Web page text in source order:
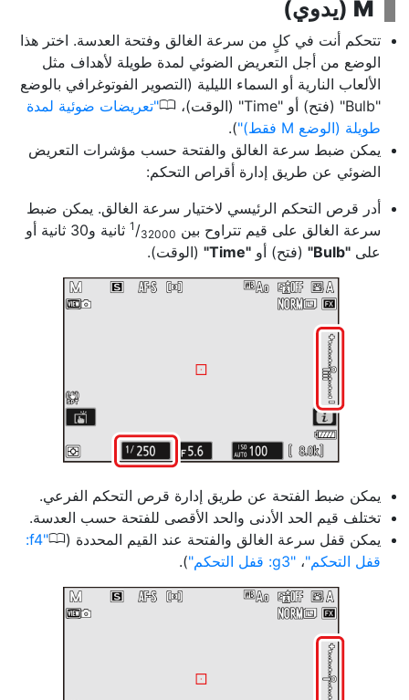
M
(يدوي)
تتحكم أنت في كلٍ من سرعة الغالق وفتحة العدسة. اختر هذا
الوضع من أجل التعريض الضوئي لمدة طويلة لأهداف مثل
الألعاب النارية أو السماء الليلية (التصوير الفوتوغرافي بالوضع
"Bulb" (فتح) أو "Time" (الوقت)،
0 تعريضات ضوئية لمدة
طويلة (الوضع M فقط)
).
يمكن ضبط سرعة الغالق والفتحة حسب مؤشرات التعريض
الضوئي عن طريق إدارة أقراص التحكم:
أدر قرص التحكم الرئيسي لاختيار سرعة الغالق. يمكن ضبط
سرعة الغالق على قيم تتراوح بين
1 ‎/32000
ثانية و30 ثانية أو
على "Bulb" (فتح) أو "Time" (الوقت).
يمكن ضبط الفتحة عن طريق إدارة قرص التحكم الفرعي.
تختلف قيم الحد الأدنى والحد الأقصى للفتحة حسب العدسة.
يمكن قفل سرعة الغالق والفتحة عند القيم المحددة (0
f4:
قفل التحكم ، g3: قفل التحكم ).